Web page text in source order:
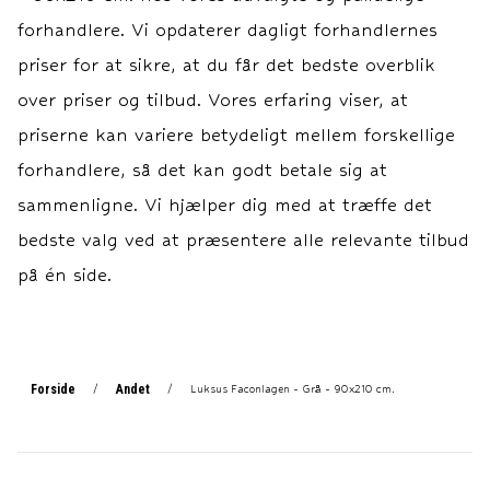
Vask og Vedligehol
Vask og Vedligehol
forhandlere. Vi opdaterer dagligt forhandlernes
priser for at sikre, at du får det bedste overblik
over priser og tilbud. Vores erfaring viser, at
priserne kan variere betydeligt mellem forskellige
forhandlere, så det kan godt betale sig at
sammenligne. Vi hjælper dig med at træffe det
bedste valg ved at præsentere alle relevante tilbud
på én side.
Forside / Andet / Luksus Faconlagen - Grå - 90x210 cm.